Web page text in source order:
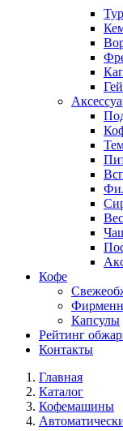
Кофе
Капсулы
Рейтинг
Контакты
Главная
Каталог
Кофемашины